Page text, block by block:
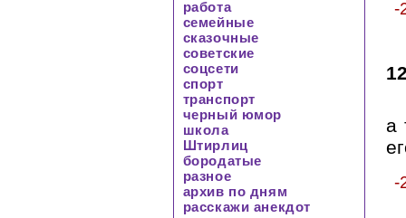
-
12
а
-
работа
семейные
сказочные
советские
соцсети
спорт
транспорт
черный юмор
школа
Штирлиц
бородатые
разное
архив по дням
расскажи анекдот